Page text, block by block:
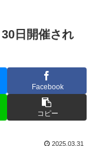
30日開催され
Facebook
コピー
2025.03.31